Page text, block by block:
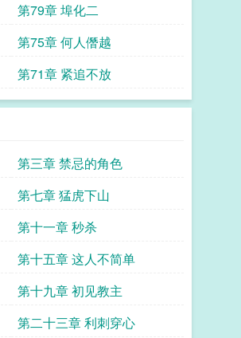
第79章 埠化二
第75章 何人僭越
第71章 紧追不放
第三章 禁忌的角色
第七章 猛虎下山
第十一章 秒杀
第十五章 这人不简单
第十九章 初见教主
第二十三章 利刺穿心